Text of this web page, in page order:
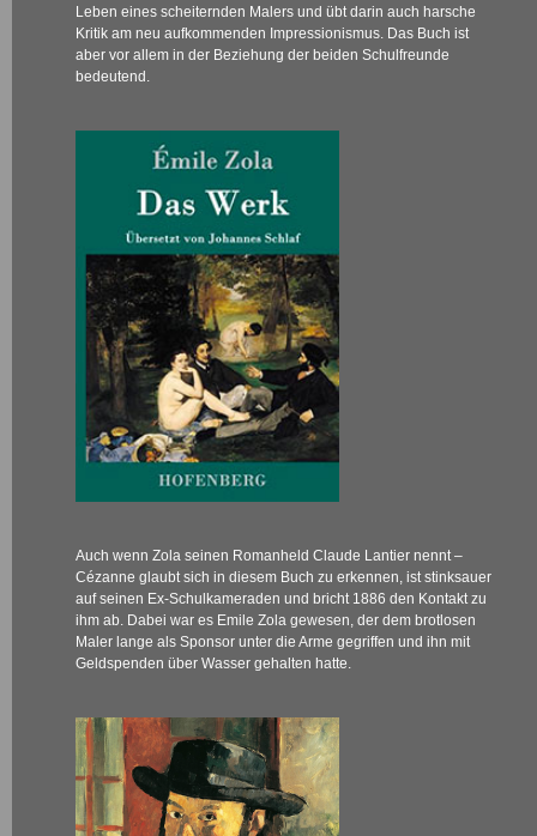
Leben eines scheiternden Malers und übt darin auch harsche
Kritik am neu aufkommenden Impressionismus. Das Buch ist
aber vor allem in der Beziehung der beiden Schulfreunde
bedeutend.
Auch wenn Zola seinen Romanheld Claude Lantier nennt –
Cézanne glaubt sich in diesem Buch zu erkennen, ist stinksauer
auf seinen Ex-Schulkameraden und bricht 1886 den Kontakt zu
ihm ab. Dabei war es Emile Zola gewesen, der dem brotlosen
Maler lange als Sponsor unter die Arme gegriffen und ihn mit
Geldspenden über Wasser gehalten hatte.